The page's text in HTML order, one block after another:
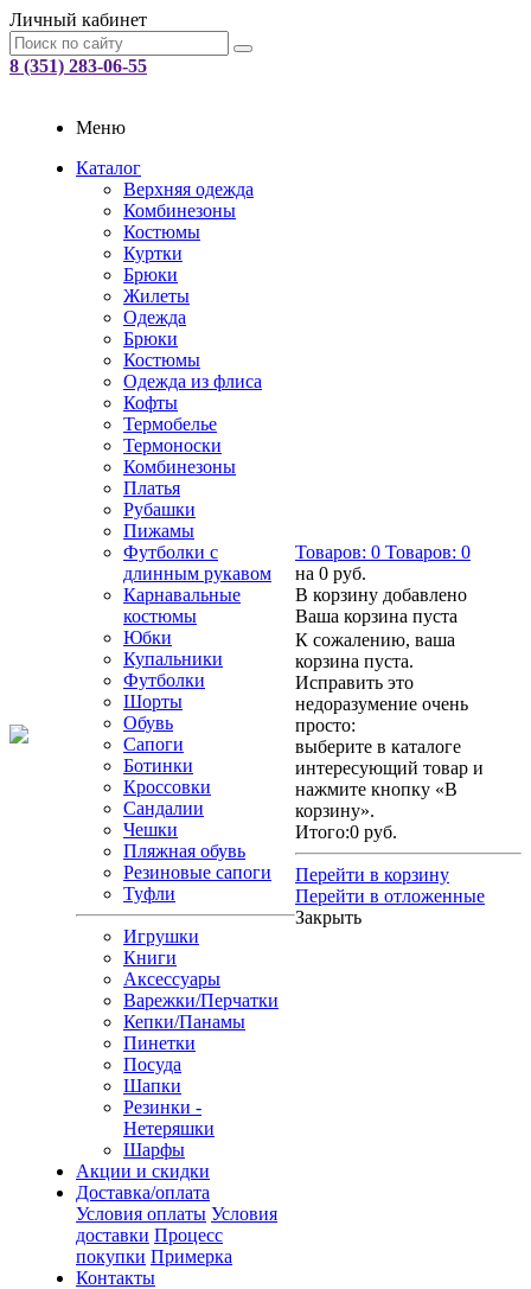
Личный кабинет
8 (351) 283-06-55
Меню
Каталог
Верхняя одежда
Комбинезоны
Костюмы
Куртки
Брюки
Жилеты
Одежда
Брюки
Костюмы
Одежда из флиса
Кофты
Термобелье
Термоноски
Комбинезоны
Платья
Рубашки
Пижамы
Футболки с
длинным рукавом
Карнавальные
костюмы
Юбки
Купальники
Футболки
Шорты
Обувь
Сапоги
Ботинки
Кроссовки
Сандалии
Чешки
Пляжная обувь
Резиновые сапоги
Туфли
Игрушки
Книги
Аксессуары
Варежки/Перчатки
Кепки/Панамы
Пинетки
Посуда
Шапки
Резинки -
Нетеряшки
Шарфы
Акции и скидки
Доставка/оплата
Условия оплаты Условия
доставки Процесс
покупки Примерка
Контакты
Товаров: 0 Товаров: 0
на 0 руб.
В корзину добавлено
Ваша корзина пуста
К сожалению, ваша
корзина пуста.
Исправить это
недоразумение очень
просто:
выберите в каталоге
интересующий товар и
нажмите кнопку «В
корзину».
Итого:0 руб.
Перейти в корзину
Перейти в отложенные
Закрыть